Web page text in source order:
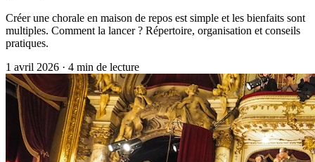
Créer une chorale en maison de repos est simple et les bienfaits sont
multiples. Comment la lancer ? Répertoire, organisation et conseils
pratiques.
1 avril 2026 · 4 min de lecture